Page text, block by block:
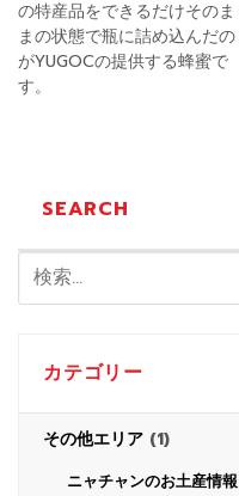
SEARCH
カテゴリー
その他エリア (1)
ニャチャンのお土産情報
の特産品をできるだけそのま
まの状態で瓶に詰め込んだの
がYUGOCの提供する蜂蜜で
す。